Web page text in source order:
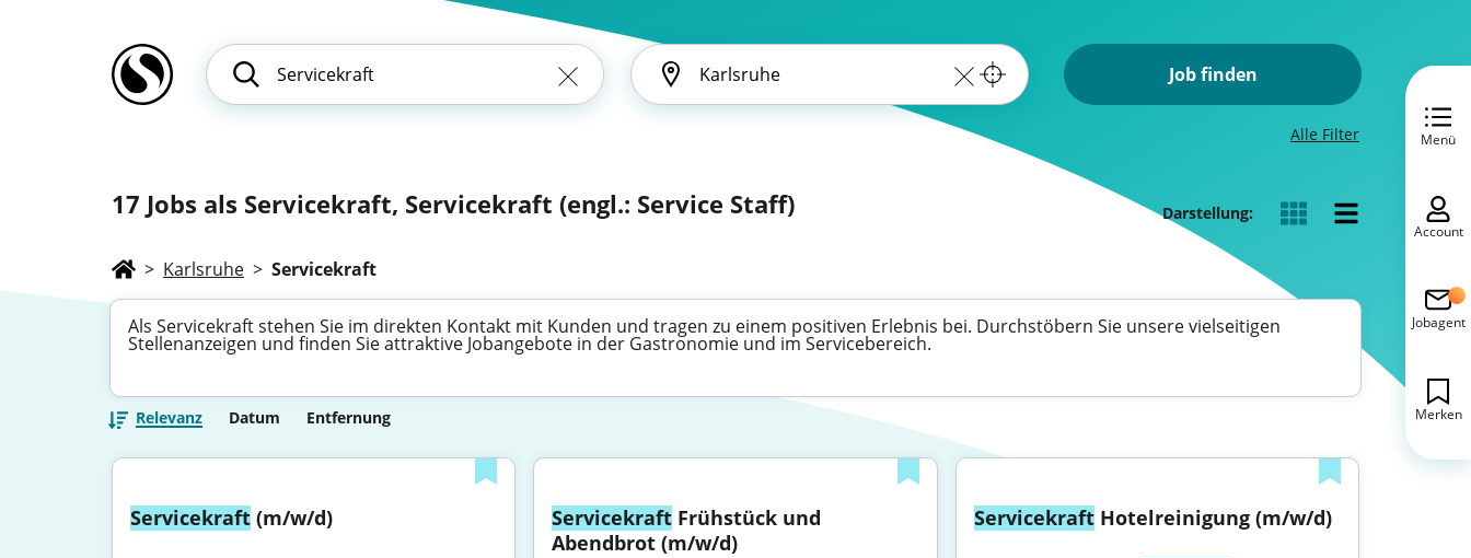
Job finden
Alle Filter
17 Jobs als Servicekraft, Servicekraft (engl.: Service Staff) Darstellung:
> Karlsruhe > Servicekraft
Als Servicekraft stehen Sie im direkten Kontakt mit Kunden und tragen zu einem positiven Erlebnis bei. Durchstöbern Sie unsere vielseitigen
Stellenanzeigen und finden Sie attraktive Jobangebote in der Gastronomie und im Servicebereich.
Relevanz Datum Entfernung
Servicekraft (m/w/d) Servicekraft Frühstück und
Abendbrot (m/w/d)
Servicekraft Hotelreinigung (m/w/d)
Menü
Account
Jobagent
Merken